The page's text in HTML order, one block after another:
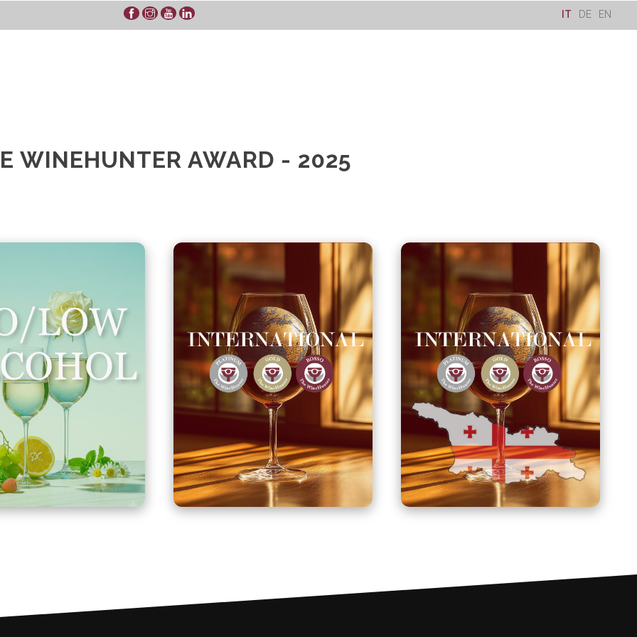
IT DE EN
WINEHUNTER AWARD - 2025